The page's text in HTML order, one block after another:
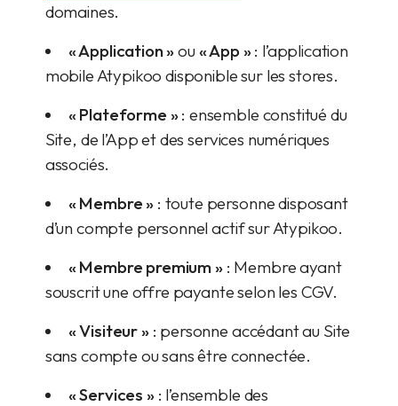
domaines.
« Application »ou « App »: l’application
mobile Atypikoo disponible sur les stores.
« Plateforme »: ensemble constitué du
Site, de l’App et des services numériques
associés.
« Membre » : toute personne disposant
d’un compte personnel actif sur Atypikoo.
« Membre premium »: Membre ayant
souscrit une offre payante selon les CGV.
« Visiteur »: personne accédant au Site
sans compte ou sans être connectée.
« Services »: l’ensemble des